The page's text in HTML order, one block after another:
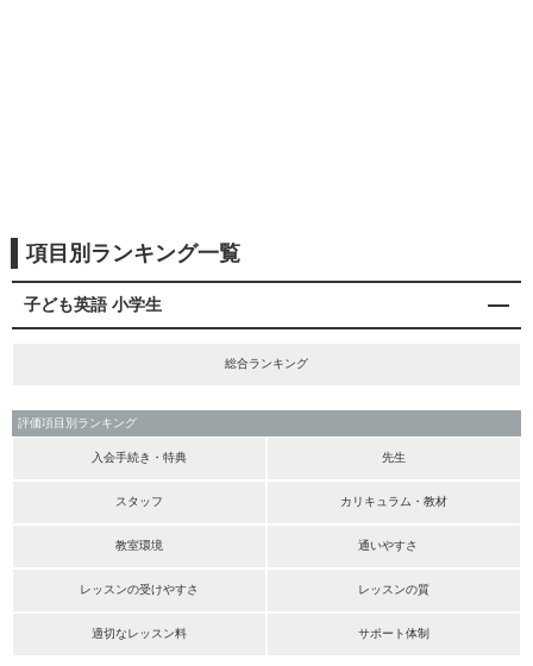
項目別ランキング一覧
子ども英語 小学生
総合ランキング
評価項目別ランキング
入会手続き・特典 先生
スタッフ カリキュラム・教材
教室環境 通いやすさ
レッスンの受けやすさ レッスンの質
適切なレッスン料 サポート体制